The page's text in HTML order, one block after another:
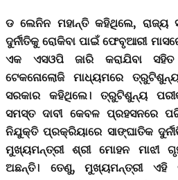
ଡ ଲେନିନ ମହାନ୍ତି କହିଥିଲେ, ରାଜ୍ୟ
ଦୁର୍ନୀତିକୁ ରୋକିବା ପାଇଁ ଫେବୃଆରୀ
ଏକ ଏସଓପି ଜାରି କରାଯିବା
ଟେକନୋଲୋଜି ମାଧ୍ୟମରେ
ସରକାର କହିଥିଲେ। ତ୍ରୁଟିଶୁନ୍ୟ
ସମସ୍ତ ଦାବୀ କେବଳ ପ୍ରହସନରେ
ନିଯୁକ୍ତି ପ୍ରକ୍ରିୟାରେ ସାଙ୍ଘାତିକ
ମୁଖ୍ୟମନ୍ତ୍ରୀ ଶ୍ରୀ ମୋହନ ମାଝୀ
ଅଛନ୍ତି। ତେଣୁ, ମୁଖ୍ୟମନ୍ତ୍ରୀ ଏହି